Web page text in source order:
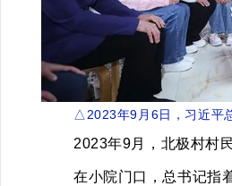
△2023年9月6日，习近平
2023年9月，北极村村
在小院门口，总书记指